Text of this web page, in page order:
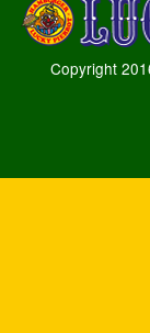
Copyright